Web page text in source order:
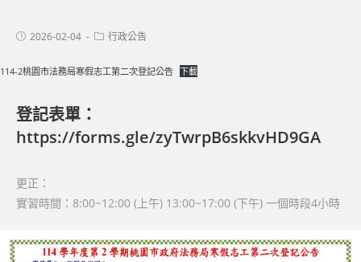
2026-02-04 行政公告
114-2桃園市法務局寒假志工第二次登記公告 下載
登記表單：
https://forms.gle/zyTwrpB6skkvHD9GA
更正：
實習時間：8:00~12:00 (上午) 13:00~17:00 (下午) 一個時段4小時